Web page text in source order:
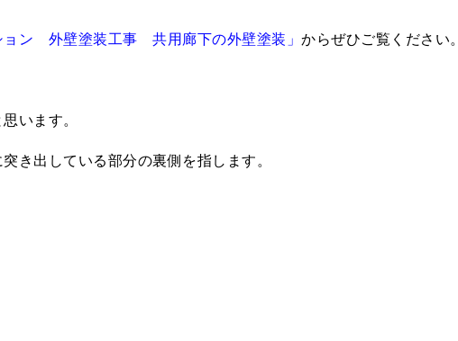
ョン 外壁塗装工事 共用廊下の外壁塗装」 からぜひご覧ください。
います。
き出している部分の裏側を指します。